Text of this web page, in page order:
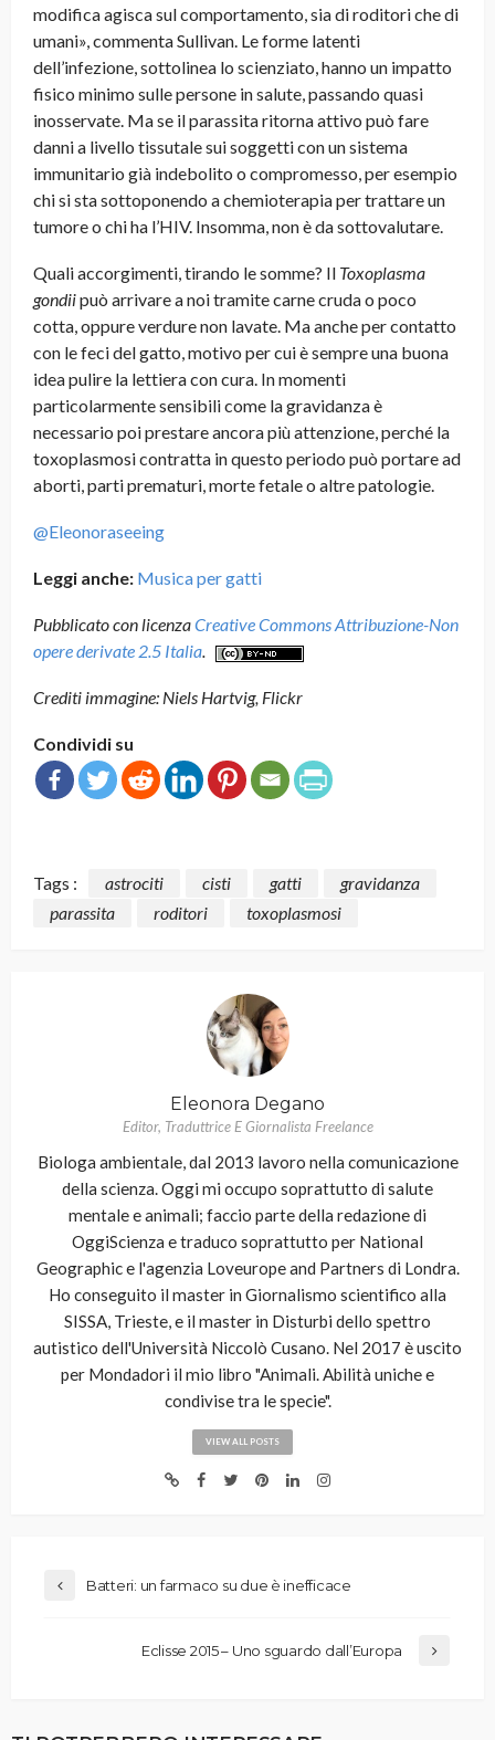
modifica agisca sul comportamento, sia di roditori che di
umani», commenta Sullivan. Le forme latenti
dell’infezione, sottolinea lo scienziato, hanno un impatto
fisico minimo sulle persone in salute, passando quasi
inosservate. Ma se il parassita ritorna attivo può fare
danni a livello tissutale sui soggetti con un sistema
immunitario già indebolito o compromesso, per esempio
chi si sta sottoponendo a chemioterapia per trattare un
tumore o chi ha l’HIV. Insomma, non è da sottovalutare.
Quali accorgimenti, tirando le somme? Il Toxoplasma
gondiipuò arrivare a noi tramite carne cruda o poco
cotta, oppure verdure non lavate. Ma anche per contatto
con le feci del gatto, motivo per cui è sempre una buona
idea pulire la lettiera con cura. In momenti
particolarmente sensibili come la gravidanza è
necessario poi prestare ancora più attenzione, perché la
toxoplasmosi contratta in questo periodo può portare ad
aborti, parti prematuri, morte fetale o altre patologie.
@Eleonoraseeing
Leggi anche: Musica per gatti
Pubblicato con licenzaCreative Commons Attribuzione-Non
opere derivate 2.5 Italia.
Crediti immagine: Niels Hartvig, Flickr
Condividi su
Tags : astrociti cisti gatti
gravidanza
parassita
roditori toxoplasmosi
Eleonora Degano
Editor, Traduttrice E Giornalista Freelance
Biologa ambientale, dal 2013 lavoro nella comunicazione
della scienza. Oggi mi occupo soprattutto di salute
mentale e animali; faccio parte della redazione di
OggiScienza e traduco soprattutto per National
Geographic e l'agenzia Loveurope and Partners di Londra.
Ho conseguito il master in Giornalismo scientifico alla
SISSA, Trieste, e il master in Disturbi dello spettro
autistico dell'Università Niccolò Cusano. Nel 2017 è uscito
per Mondadori il mio libro "Animali. Abilità uniche e
condivise tra le specie".
VIEW ALL POSTS
Batteri: un farmaco su due è inefficace
Eclisse 2015 – Uno sguardo dall’Europa